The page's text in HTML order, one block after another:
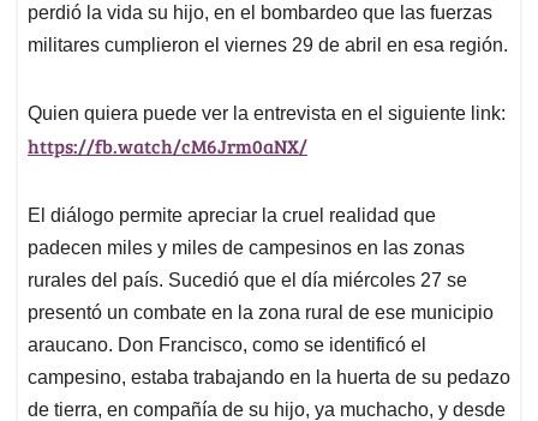
perdió la vida su hijo, en el bombardeo que las fuerzas
militares cumplieron el viernes 29 de abril en esa región.
Quien quiera puede ver la entrevista en el siguiente link:
https://fb.watch/cM6Jrm0aNX/
El diálogo permite apreciar la cruel realidad que
padecen miles y miles de campesinos en las zonas
rurales del país. Sucedió que el día miércoles 27 se
presentó un combate en la zona rural de ese municipio
araucano. Don Francisco, como se identificó el
campesino, estaba trabajando en la huerta de su pedazo
de tierra, en compañía de su hijo, ya muchacho, y desde